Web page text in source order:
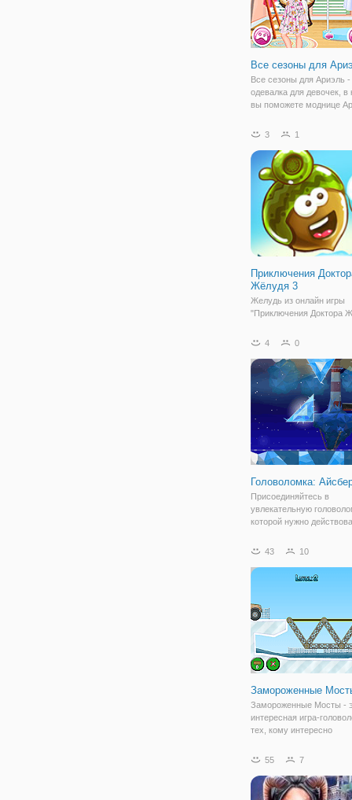
Все сезоны для
Все сезоны для Ариэль -
одевалка для девочек, в
вы поможете моднице
года. Для этого,
для зимы, весны, лета и
3 1
Приключения
Жёлудя 3
Желудь из онлайн игры
"Приключения Доктора
на дереве, предпочитает
если это приключение
опасностей, оно того
данной игре вы
4 0
Головоломка:
Присоединяйтесь в
увлекательную
которой нужно
живописном местечке,
появятся три
фигурки разной
43 10
Замороженные
Замороженные Мосты -
интересная игра-
тех, кому интересно
конструкторы. Суть
вам нужно построить
проехав по которому
55 7